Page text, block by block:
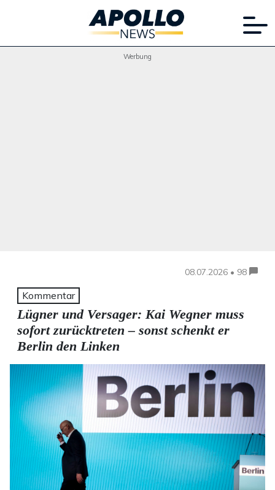
Werbung
08.07.2026 • 98
Kommentar
Lügner und Versager: Kai Wegner muss
sofort zurücktreten – sonst schenkt er
Berlin den Linken